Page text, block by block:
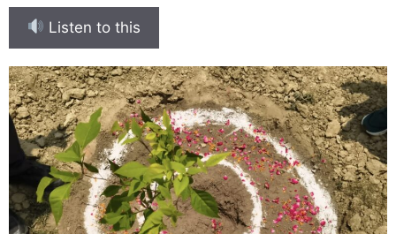
Listen to this